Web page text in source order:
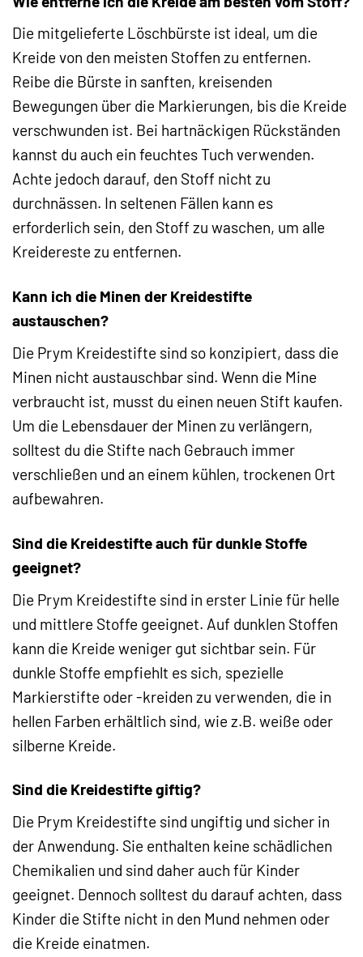
Die mitgelieferte Löschbürste ist ideal, um die
Kreide von den meisten Stoffen zu entfernen.
Reibe die Bürste in sanften, kreisenden
Bewegungen über die Markierungen, bis die Kreide
verschwunden ist. Bei hartnäckigen Rückständen
kannst du auch ein feuchtes Tuch verwenden.
Achte jedoch darauf, den Stoff nicht zu
durchnässen. In seltenen Fällen kann es
erforderlich sein, den Stoff zu waschen, um alle
Kreidereste zu entfernen.
Kann ich die Minen der Kreidestifte
austauschen?
Die Prym Kreidestifte sind so konzipiert, dass die
Minen nicht austauschbar sind. Wenn die Mine
verbraucht ist, musst du einen neuen Stift kaufen.
Um die Lebensdauer der Minen zu verlängern,
solltest du die Stifte nach Gebrauch immer
verschließen und an einem kühlen, trockenen Ort
aufbewahren.
Sind die Kreidestifte auch für dunkle Stoffe
geeignet?
Die Prym Kreidestifte sind in erster Linie für helle
und mittlere Stoffe geeignet. Auf dunklen Stoffen
kann die Kreide weniger gut sichtbar sein. Für
dunkle Stoffe empfiehlt es sich, spezielle
Markierstifte oder -kreiden zu verwenden, die in
hellen Farben erhältlich sind, wie z.B. weiße oder
silberne Kreide.
Sind die Kreidestifte giftig?
Die Prym Kreidestifte sind ungiftig und sicher in
der Anwendung. Sie enthalten keine schädlichen
Chemikalien und sind daher auch für Kinder
geeignet. Dennoch solltest du darauf achten, dass
Kinder die Stifte nicht in den Mund nehmen oder
die Kreide einatmen.